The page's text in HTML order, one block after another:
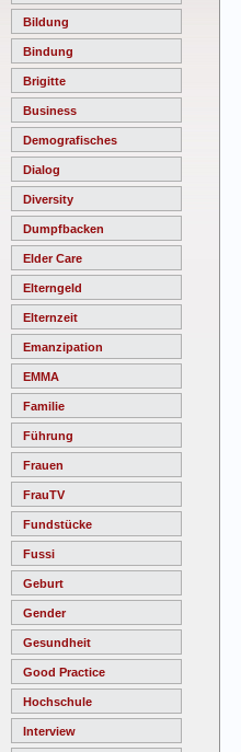
Bildung
Bindung
Brigitte
Business
Demografisches
Dialog
Diversity
Dumpfbacken
Elder Care
Elterngeld
Elternzeit
Emanzipation
EMMA
Familie
Führung
Frauen
FrauTV
Fundstücke
Fussi
Geburt
Gender
Gesundheit
Good Practice
Hochschule
Interview